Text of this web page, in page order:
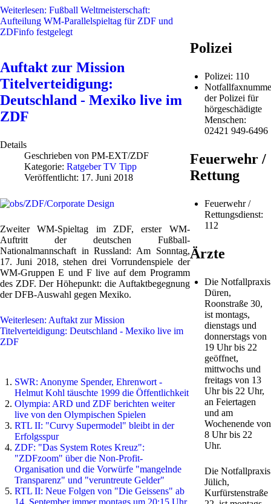
Weiterlesen: Fußball Weltmeisterschaft:
Aufteilung WM-Parallelspieltag für ZDF und
ZDFinfo festgelegt
Auftakt zur Mission
Titelverteidigung:
Deutschland - Mexiko live im
ZDF
Details
Geschrieben von PM-EXT/ZDF
Kategorie: Ratgeber TV Tipp
Veröffentlicht: 17. Juni 2018
Zweiter WM-Spieltag im ZDF, erster WM-
Auftritt der deutschen Fußball-
Nationalmannschaft in Russland: Am Sonntag,
17. Juni 2018, stehen drei Vorrundenspiele der
WM-Gruppen E und F live auf dem Programm
des ZDF. Der Höhepunkt: die Auftaktbegegnung
der DFB-Auswahl gegen Mexiko.
Weiterlesen: Auftakt zur Mission
Titelverteidigung: Deutschland - Mexiko live im
ZDF
SWR: Anonyme Spender, Ehrenwort -
Helmut Kohl täuschte 1999 die Öffentlichkeit
Olympia: ARD und ZDF berichten weiter
live von den Olympischen Spielen
RTL II: "Curvy Supermodel" bleibt in der
Erfolgsspur
ZDF: "Das System Rotes Kreuz":
"ZDFzoom" über die Non-Profit-
Organisation und die Vorwürfe "mangelnde
Transparenz" und "veruntreute Gelder"
RTL II: Neue Folgen von "Die Geissens" ab
Polizei
Polizei: 110
der Polizei für
hörgeschädigte
Menschen:
02421 949-6496
Feuerwehr /
Rettung
Feuerwehr /
Rettungsdienst:
112
Ärzte
Die Notfallpraxis
Düren,
Roonstraße 30,
ist montags,
dienstags und
donnerstags von
19 Uhr bis 22
geöffnet,
mittwochs und
freitags von 13
Uhr bis 22 Uhr,
an Feiertagen
und am
Wochenende von
8 Uhr bis 22
Uhr.
Die Notfallpraxis
Jülich,
Kurfürstenstraße